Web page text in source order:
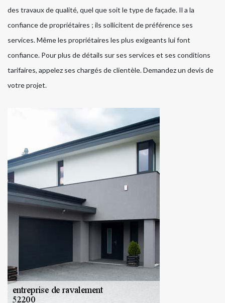
des travaux de qualité, quel que soit le type de façade. Il a la
confiance de propriétaires ; ils sollicitent de préférence ses
services. Même les propriétaires les plus exigeants lui font
confiance. Pour plus de détails sur ses services et ses conditions
tarifaires, appelez ses chargés de clientèle. Demandez un devis de
votre projet.